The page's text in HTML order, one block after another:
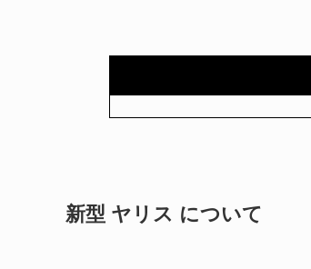
新型 ヤリス について